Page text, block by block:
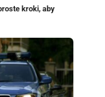
kroki, aby